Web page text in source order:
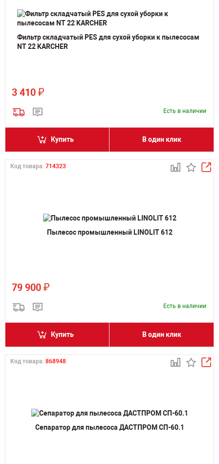
Фильтр складчатый PES для сухой уборки к пылесосам
NT 22 KARCHER
3 410 ₽
Есть в наличии
Купить В один клик
Код товара: 714323
Пылесос промышленный LINOLIT 612
79 900 ₽
Есть в наличии
Купить В один клик
Код товара: 868948
Сепаратор для пылесоса ДАСТПРОМ СП-60.1